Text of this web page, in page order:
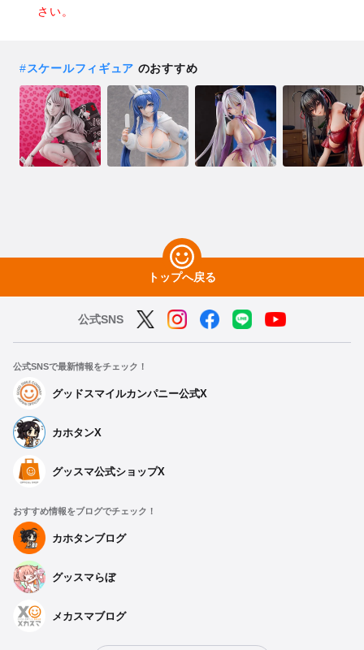
さい。
#スケールフィギュア のおすすめ
トップへ戻る
公式SNS
公式SNSで最新情報をチェック！
グッドスマイルカンパニー公式X
カホタンX
グッスマ公式ショップX
おすすめ情報をブログでチェック！
カホタンブログ
グッスマらぼ
メカスマブログ